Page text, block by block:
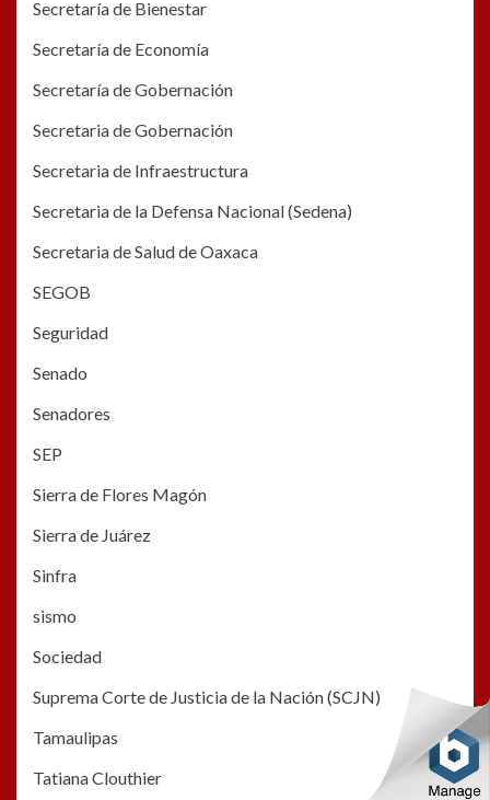
Secretaría de Bienestar
Secretaría de Economía
Secretaría de Gobernación
Secretaria de Gobernación
Secretaria de Infraestructura
Secretaria de la Defensa Nacional (Sedena)
Secretaria de Salud de Oaxaca
SEGOB
Seguridad
Senado
Senadores
SEP
Sierra de Flores Magón
Sierra de Juárez
Sinfra
sismo
Sociedad
Suprema Corte de Justicia de la Nación (SCJN)
Tamaulipas
Tatiana Clouthier